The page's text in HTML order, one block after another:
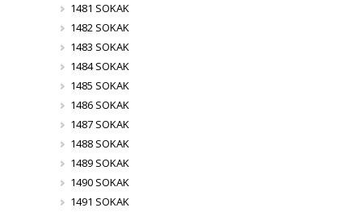
1481 SOKAK
1482 SOKAK
1483 SOKAK
1484 SOKAK
1485 SOKAK
1486 SOKAK
1487 SOKAK
1488 SOKAK
1489 SOKAK
1490 SOKAK
1491 SOKAK